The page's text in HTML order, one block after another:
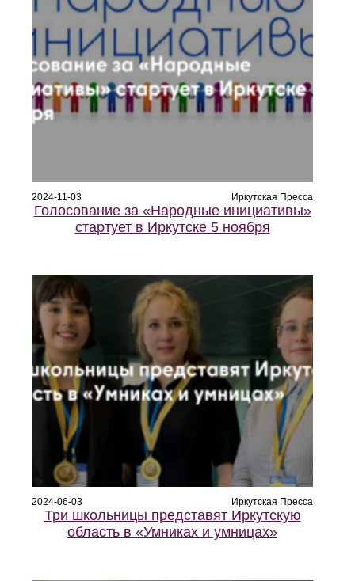
2024-11-03 Иркутская Пресса
Голосование за «Народные инициативы»
стартует в Иркутске 5 ноября
2024-06-03 Иркутская Пресса
Три школьницы представят Иркутскую
область в «Умниках и умницах»